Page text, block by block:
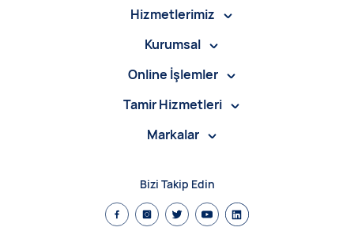
Hizmetlerimiz
Kurumsal
Online İşlemler
Tamir Hizmetleri
Markalar
Bizi Takip Edin